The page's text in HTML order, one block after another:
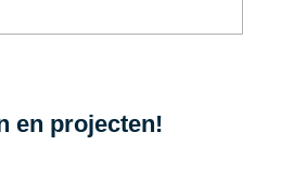
en projecten!